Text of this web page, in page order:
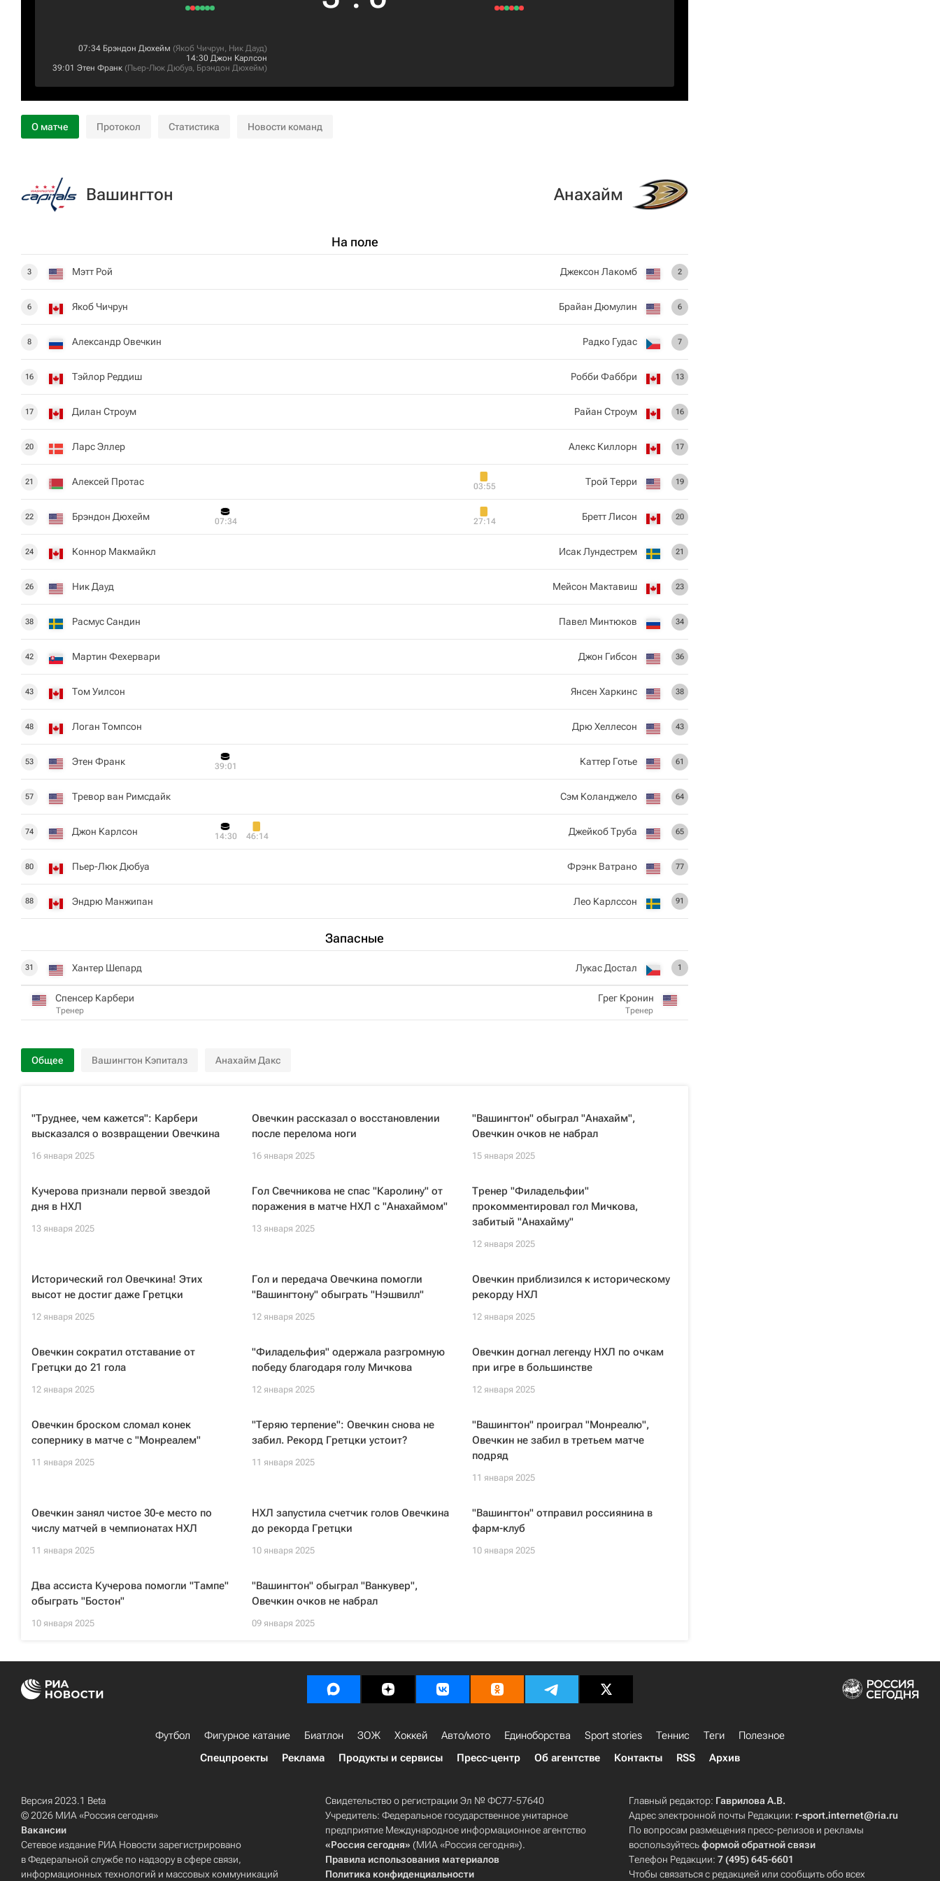
07:34 Брэндон Дюхейм (Якоб Чичрун, Ник Дауд)
14:30 Джон Карлсон
39:01 Этен Франк (Пьер-Люк Дюбуа, Брэндон Дюхейм)
О матче Протокол Статистика Новости команд
Вашингтон
На поле
3 Мэтт Рой
6 Якоб Чичрун
8 Александр Овечкин
16 Тэйлор Реддиш
17 Дилан Строум
20 Ларс Эллер
21 Алексей Протас
22 Брэндон Дюхейм 07:34
24 Коннор Макмайкл
26 Ник Дауд
38 Расмус Сандин
42 Мартин Фехервари
43 Том Уилсон
48 Логан Томпсон
53 Этен Франк 39:01
57 Тревор ван Римсдайк
74 Джон Карлсон 14:30 46:14
80 Пьер-Люк Дюбуа
88 Эндрю Манжипан
Запасные
31 Хантер Шепард
Спенсер Карбери
Тренер
Анахайм
2
Джексон Лакомб
6
Брайан Дюмулин
7
Радко Гудас
13
Робби Фаббри
16
Райан Строум
17
Алекс Киллорн
19
Трой Терри
03:55
20
Бретт Лисон
27:14
21
Исак Лундестрем
23
Мейсон Мактавиш
34
Павел Минтюков
36
Джон Гибсон
38
Янсен Харкинс
43
Дрю Хеллесон
61
Каттер Готье
64
Сэм Коланджело
65
Джейкоб Труба
77
Фрэнк Ватрано
91
Лео Карлссон
1
Лукас Достал
Грег Кронин
Тренер
Общее Вашингтон Кэпиталз Анахайм Дакс
"Труднее, чем кажется": Карбери
высказался о возвращении Овечкина
16 января 2025
Овечкин рассказал о восстановлении
после перелома ноги
16 января 2025
"Вашингтон" обыграл "Анахайм",
Овечкин очков не набрал
15 января 2025
Кучерова признали первой звездой
дня в НХЛ
13 января 2025
Гол Свечникова не спас "Каролину" от
поражения в матче НХЛ с "Анахаймом"
13 января 2025
Тренер "Филадельфии"
прокомментировал гол Мичкова,
забитый "Анахайму"
12 января 2025
Исторический гол Овечкина! Этих
высот не достиг даже Гретцки
12 января 2025
Гол и передача Овечкина помогли
"Вашингтону" обыграть "Нэшвилл"
12 января 2025
Овечкин приблизился к историческому
рекорду НХЛ
12 января 2025
Овечкин сократил отставание от
Гретцки до 21 гола
12 января 2025
"Филадельфия" одержала разгромную
победу благодаря голу Мичкова
12 января 2025
Овечкин догнал легенду НХЛ по очкам
при игре в большинстве
12 января 2025
Овечкин броском сломал конек
сопернику в матче с "Монреалем"
11 января 2025
"Теряю терпение": Овечкин снова не
забил. Рекорд Гретцки устоит?
11 января 2025
"Вашингтон" проиграл "Монреалю",
Овечкин не забил в третьем матче
подряд
11 января 2025
Овечкин занял чистое 30-е место по
числу матчей в чемпионатах НХЛ
11 января 2025
НХЛ запустила счетчик голов Овечкина
до рекорда Гретцки
10 января 2025
"Вашингтон" отправил россиянина в
фарм-клуб
10 января 2025
Два ассиста Кучерова помогли "Тампе"
обыграть "Бостон"
10 января 2025
"Вашингтон" обыграл "Ванкувер",
Овечкин очков не набрал
09 января 2025
Футбол Фигурное катание Биатлон ЗОЖ Хоккей Авто/мото Единоборства Sport stories Теннис Теги
Полезное
Спецпроекты
Реклама Продукты и сервисы Пресс-центр Об агентстве Контакты RSS Архив
Версия 2023.1 Beta
© 2026 МИА «Россия сегодня»
Вакансии
Сетевое издание РИА Новости зарегистрировано
в Федеральной службе по надзору в сфере связи,
информационных технологий и массовых коммуникаций
Свидетельство о регистрации Эл № ФС77-57640
Учредитель: Федеральное государственное унитарное
предприятие Международное информационное агентство
«Россия сегодня» (МИА «Россия сегодня»).
Правила использования материалов
Политика конфиденциальности
Главный редактор: Гаврилова А.В.
Адрес электронной почты Редакции: r-sport.internet@ria.ru
По вопросам размещения пресс-релизов и рекламы
воспользуйтесьформой обратной связи
Телефон Редакции:7 (495) 645-6601
Чтобы связаться с редакцией или сообщить обо всех